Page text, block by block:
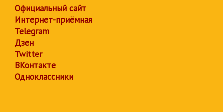
Официальный сайт
Интернет-приёмная
Telegram
Дзен
Twitter
ВКонтакте
Одноклассники